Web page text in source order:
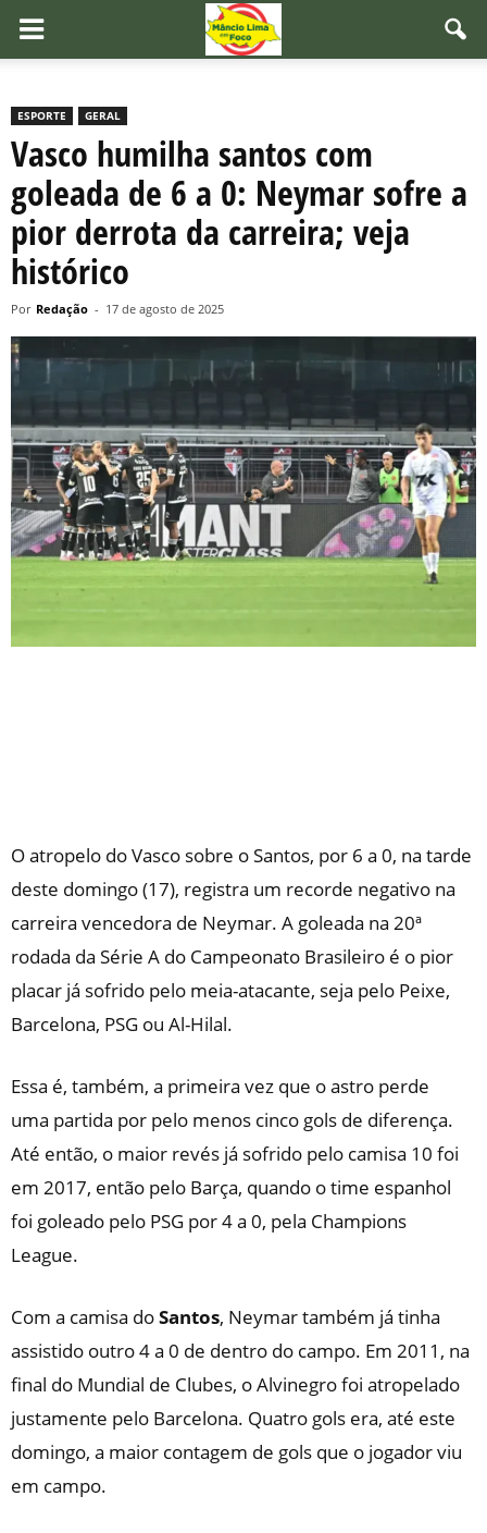
ESPORTE GERAL
Vasco humilha santos com
goleada de 6 a 0: Neymar sofre a
pior derrota da carreira; veja
histórico
Por Redação - 17 de agosto de 2025
O atropelo do Vasco sobre o Santos, por 6 a 0, na tarde
deste domingo (17), registra um recorde negativo na
carreira vencedora de Neymar. A goleada na 20ª
rodada da Série A do Campeonato Brasileiro é o pior
placar já sofrido pelo meia-atacante, seja pelo Peixe,
Barcelona, PSG ou Al-Hilal.
Essa é, também, a primeira vez que o astro perde
uma partida por pelo menos cinco gols de diferença.
Até então, o maior revés já sofrido pelo camisa 10 foi
em 2017, então pelo Barça, quando o time espanhol
foi goleado pelo PSG por 4 a 0, pela Champions
League.
Com a camisa doSantos, Neymar também já tinha
assistido outro 4 a 0 de dentro do campo. Em 2011, na
final do Mundial de Clubes, o Alvinegro foi atropelado
justamente pelo Barcelona. Quatro gols era, até este
domingo, a maior contagem de gols que o jogador viu
em campo.